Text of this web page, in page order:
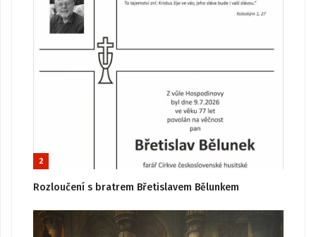
2
Rozloučení s bratrem Břetislavem Bělunkem